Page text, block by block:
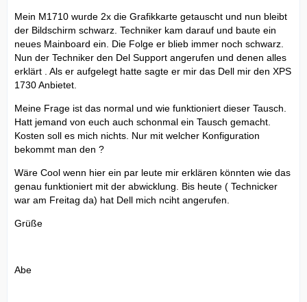
Mein M1710 wurde 2x die Grafikkarte getauscht und nun bleibt
der Bildschirm schwarz. Techniker kam darauf und baute ein
neues Mainboard ein. Die Folge er blieb immer noch schwarz.
Nun der Techniker den Del Support angerufen und denen alles
erklärt . Als er aufgelegt hatte sagte er mir das Dell mir den XPS
1730 Anbietet.
Meine Frage ist das normal und wie funktioniert dieser Tausch.
Hatt jemand von euch auch schonmal ein Tausch gemacht.
Kosten soll es mich nichts. Nur mit welcher Konfiguration
bekommt man den ?
Wäre Cool wenn hier ein par leute mir erklären könnten wie das
genau funktioniert mit der abwicklung. Bis heute ( Technicker
war am Freitag da) hat Dell mich nciht angerufen.
Grüße
Abe